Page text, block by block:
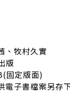
、牧村久實
版
固定版面)
電子書檔案另存